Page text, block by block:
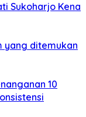
Sukoharjo Kena
yang ditemukan
10